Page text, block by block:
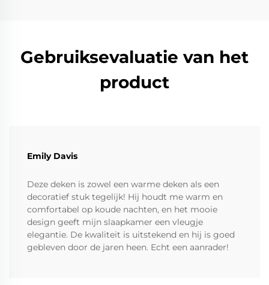
Gebruiksevaluatie van het
product
Emily Davis
Deze deken is zowel een warme deken als een
decoratief stuk tegelijk! Hij houdt me warm en
comfortabel op koude nachten, en het mooie
design geeft mijn slaapkamer een vleugje
elegantie. De kwaliteit is uitstekend en hij is goed
gebleven door de jaren heen. Echt een aanrader!